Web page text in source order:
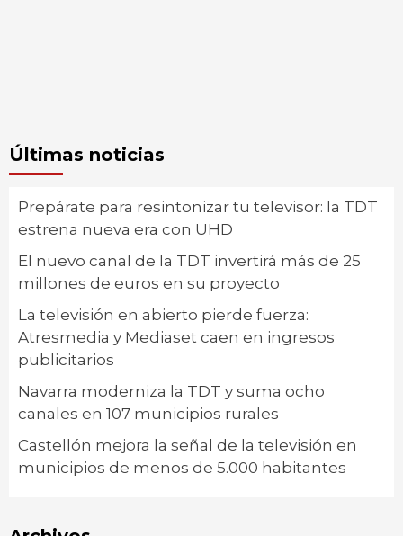
Últimas noticias
Prepárate para resintonizar tu televisor: la TDT
estrena nueva era con UHD
El nuevo canal de la TDT invertirá más de 25
millones de euros en su proyecto
La televisión en abierto pierde fuerza:
Atresmedia y Mediaset caen en ingresos
publicitarios
Navarra moderniza la TDT y suma ocho
canales en 107 municipios rurales
Castellón mejora la señal de la televisión en
municipios de menos de 5.000 habitantes